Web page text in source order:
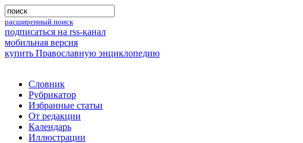
расширенный поиск
подписаться на rss-канал
мобильная версия
купить Православную энциклопедию
Словник
Рубрикатор
Избранные статьи
От редакции
Календарь
Иллюстрации